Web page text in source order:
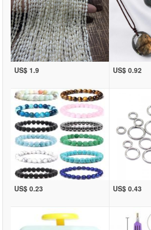
US$ 1.9 US$ 0.92
US$ 0.23 US$ 0.43